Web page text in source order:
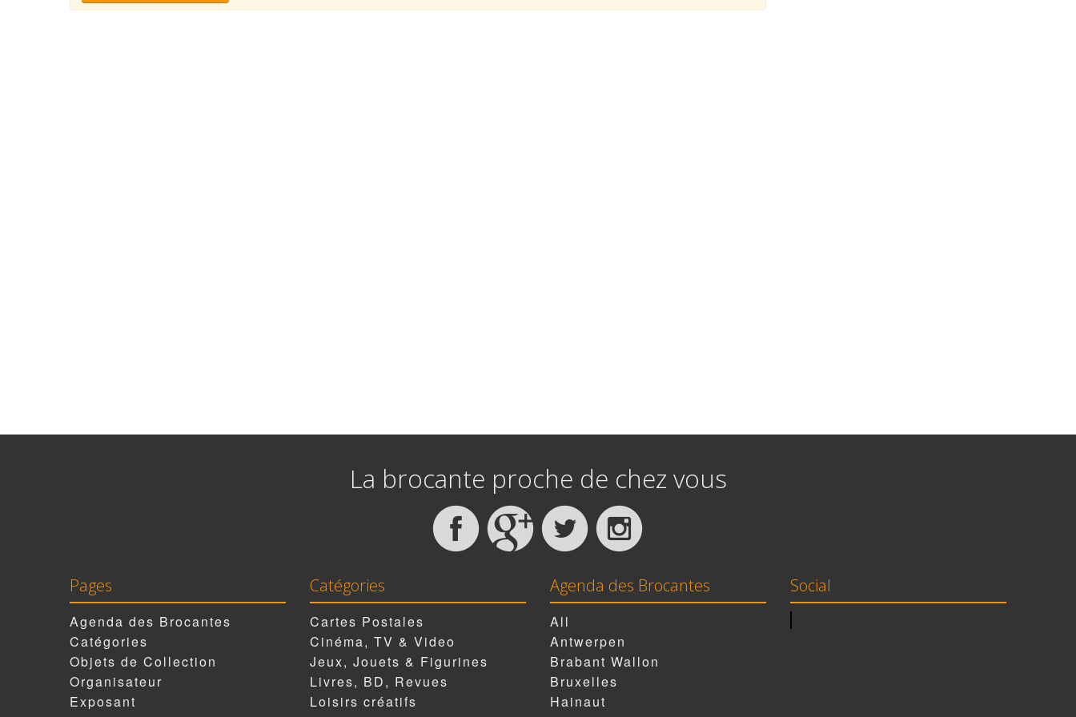
La brocante proche de chez vous
Pages
Agenda des Brocantes
Catégories
Objets de Collection
Organisateur
Exposant
Catégories
Cartes Postales
Cinéma, TV & Video
Jeux, Jouets & Figurines
Livres, BD, Revues
Loisirs créatifs
Agenda des Brocantes
All
Antwerpen
Brabant Wallon
Bruxelles
Hainaut
Social